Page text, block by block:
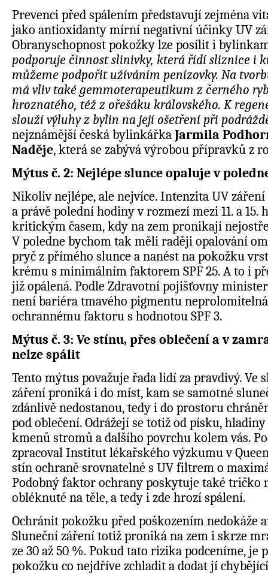
Prevenci před spálením představují zejména
jako antioxidanty mírní negativní účinky UV
Obranyschopnost pokožky lze posílit i
podporuje činnost slinivky, která řídí sliznice i
můžeme podpořit užíváním penízovky. Na
má vliv také gemmoterapeutikum z černého
hroznatého, též z ořešáku královského. K
slouží výluhy z bylin na její ošetření při
nejznámější česká bylinkářka Jarmila
Naděje, která se zabývá výrobou přípravků z
Mýtus č. 2: Nejlépe slunce opaluje v
Nikoliv nejlépe, ale nejvíce. Intenzita UV
a právě polední hodiny v rozmezí mezi 11. a 15.
kritickým časem, kdy na zem pronikají
V poledne bychom tak měli raději opalování
pryč z přímého slunce a nanést na pokožku
krému s minimálním faktorem SPF 25. A to i
již opálená. Podle Zdravotní pojišťovny
není bariéra tmavého pigmentu
ochrannému faktoru s hodnotou SPF 3.
Mýtus č. 3: Ve stínu, přes oblečení a v
nelze spálit
Tento mýtus považuje řada lidí za pravdivý. Ve
záření proniká i do míst, kam se samotné
zdánlivě nedostanou, tedy i do prostoru
pod oblečení. Odrážejí se totiž od písku,
kmenů stromů a dalšího povrchu kolem vás.
zpracoval Institut lékařského výzkumu v
stín ochraně srovnatelné s UV filtrem o
Podobný faktor ochrany poskytuje také tričko
obléknuté na těle, a tedy i zde hrozí spálení.
Ochránit pokožku před poškozením nedokáže
Sluneční záření totiž proniká na zem i skrze
ze 30 až 50 %. Pokud tato rizika podceníme, je
pokožku co nejdříve zchladit a dodat jí